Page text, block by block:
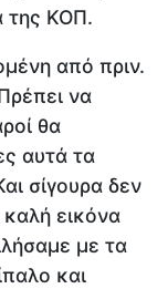
της ΚΟΠ.
από πριν.
να
θα
αυτά τα
σίγουρα δεν
εικόνα
με τα
και